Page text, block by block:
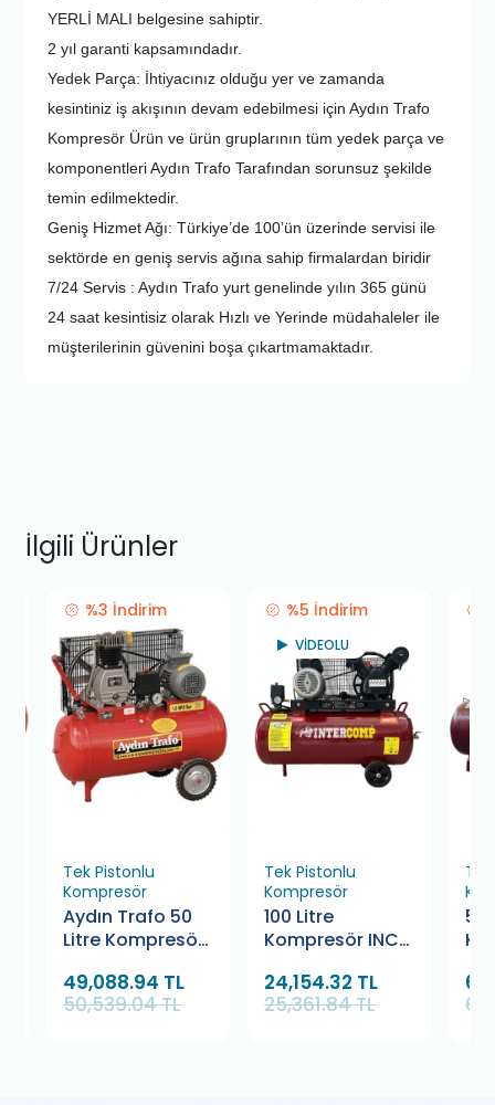
YERLİ MALI belgesine sahiptir.
2 yıl garanti kapsamındadır.
Yedek Parça: İhtiyacınız olduğu yer ve zamanda
kesintiniz iş akışının devam edebilmesi için Aydın Trafo
Kompresör Ürün ve ürün gruplarının tüm yedek parça ve
komponentleri Aydın Trafo Tarafından sorunsuz şekilde
temin edilmektedir.
Geniş Hizmet Ağı: Türkiye’de 100’ün üzerinde servisi ile
sektörde en geniş servis ağına sahip firmalardan biridir
7/24 Servis : Aydın Trafo yurt genelinde yılın 365 günü
24 saat kesintisiz olarak Hızlı ve Yerinde müdahaleler ile
müşterilerinin güvenini boşa çıkartmamaktadır.
İlgili Ürünler
%3 İndirim
Tek Pistonlu
Kompresör
Aydın Trafo 50
Litre Kompresör
49,088.94 TL
50,539.04 TL
%5 İndirim
VİDEOLU
Tek Pistonlu
Kompresör
100 Litre
Kompresör INC
24,154.32 TL
25,361.84 TL